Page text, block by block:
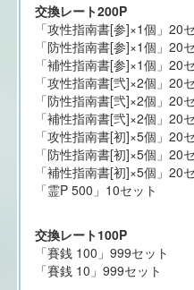
交換レート200P
「攻性指南書[参]×1個」20
「防性指南書[参]×1個」20
「補性指南書[参]×1個」20
「攻性指南書[弐]×2個」20
「防性指南書[弐]×2個」20
「補性指南書[弐]×2個」20
「攻性指南書[初]×5個」20
「防性指南書[初]×5個」20
「補性指南書[初]×5個」20
「霊P 500」10セット
交換レート100P
「賽銭 100」999セット
「賽銭 10」999セット